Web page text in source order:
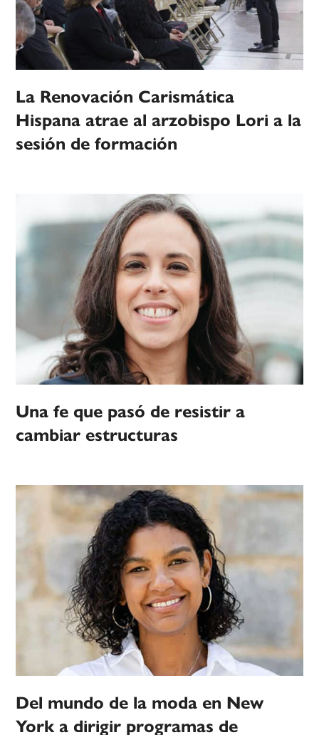
La Renovación Carismática
Hispana atrae al arzobispo Lori a la
sesión de formación
Una fe que pasó de resistir a
cambiar estructuras
Del mundo de la moda en New
York a dirigir programas de